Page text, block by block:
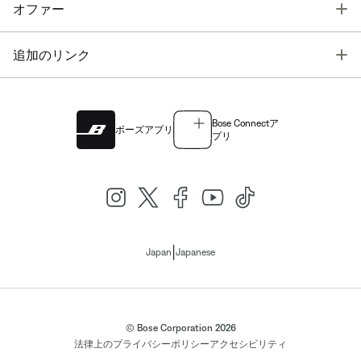
オファー
追加のリンク
ボーズアプリ
Bose Connectア
プリ
Japan Japanese
© Bose Corporation 2026
法律上のプライバシーポリシーアクセシビリティ